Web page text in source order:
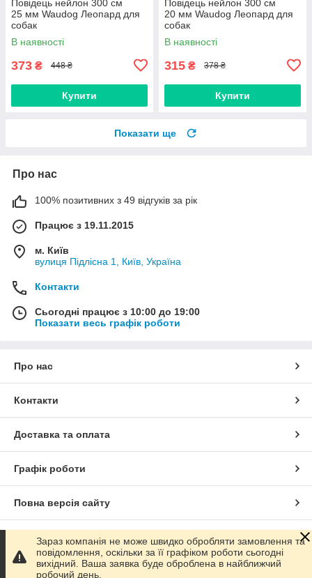
Повідець нейлон 300 cм
25 мм Waudog Леопард для
собак
В наявності
373 ₴ 448 ₴
Купити
Повідець нейлон 300 cм
20 мм Waudog Леопард для
собак
В наявності
315 ₴ 378 ₴
Купити
Показати ще
Про нас
100% позитивних з 49 відгуків за рік
Працює з 19.11.2015
м. Київ
вулиця Підлісна 1, Київ, Україна
Контакти
Сьогодні працює з 10:00 до 19:00
Показати весь графік роботи
Про нас
Контакти
Доставка та оплата
Графік роботи
Повна версія сайту
Сайт створено на маркетплейсі Prom.ua
Політика конфіденційності
Зараз компанія не може швидко обробляти замовлення та
повідомлення, оскільки за її графіком роботи сьогодні
вихідний. Ваша заявка буде оброблена в найближчий
робочий день.